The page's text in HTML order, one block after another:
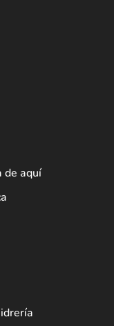
de aquí